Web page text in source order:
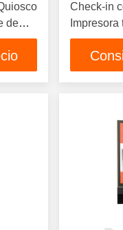
de
Check-in
Escáner
de boletos